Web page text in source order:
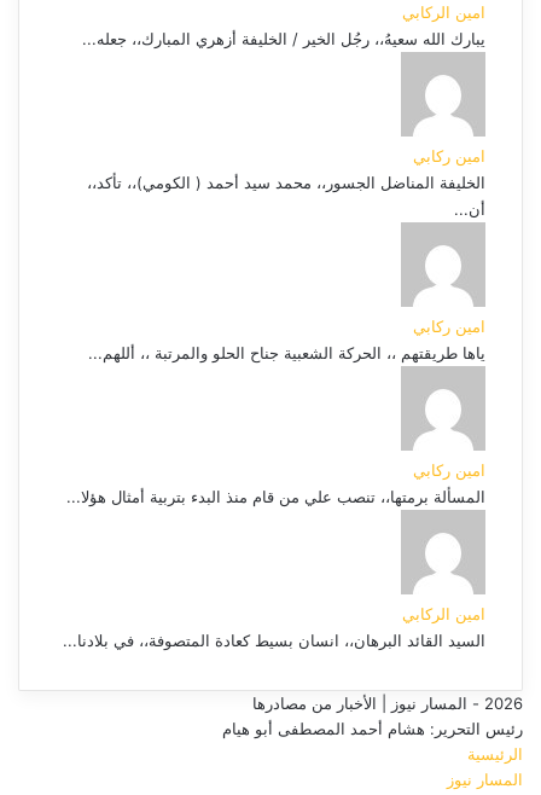
امين الركابي
يبارك الله سعيهُ،، رجُل الخير / الخليفة أزهري المبارك،، جعله...
امين ركابي
الخليفة المناضل الجسور،، محمد سيد أحمد ( الكومي)،، تأكد،،
أن...
امين ركابي
ياها طريقتهم ،، الحركة الشعبية جناح الحلو والمرتبة ،، أللهم...
امين ركابي
المسألة برمتها،، تنصب علي من قام منذ البدء بتربية أمثال هؤلا...
امين الركابي
السيد القائد البرهان،، انسان بسيط كعادة المتصوفة،، في بلادنا...
2026 - المسار نيوز | الأخبار من مصادرها
رئيس التحرير: هشام أحمد المصطفى أبو هيام
الرئيسية
المسار نيوز